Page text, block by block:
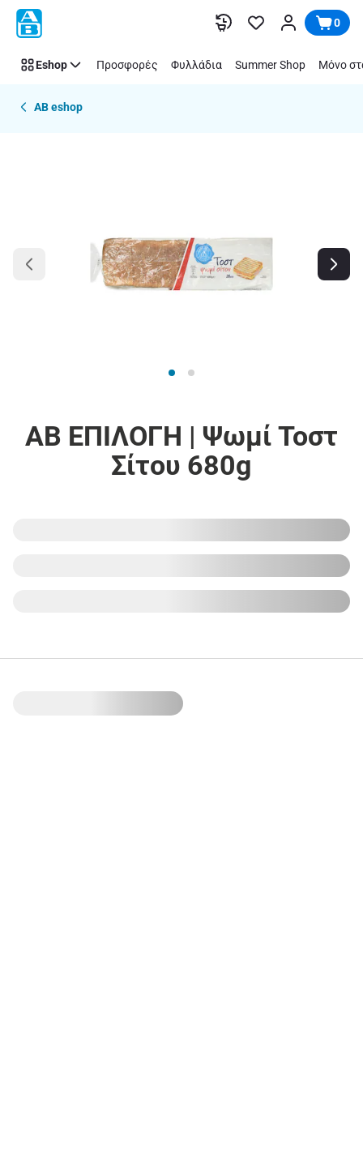
Παράλειψη 0
Eshop Προσφορές Φυλλάδια Summer Shop Μόνο
AB eshop
ΑΒ ΕΠΙΛΟΓΗ | Ψωμί Τοστ
Σίτου 680g